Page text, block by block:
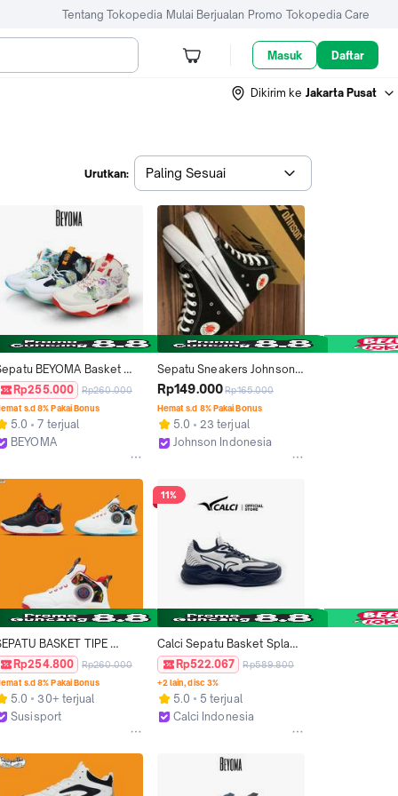
Tentang Tokopedia Mulai Berjualan Promo Tokopedia Care
Masuk Daftar
Dikirim ke Jakarta Pusat
Urutkan: Paling Sesuai
BEYOMA Basket
Sneakers BY231
Kaki Outdoor
Rp255.000 Rp260.000
s.d 8% Pakai Bonus
5.0
7 terjual
BEYOMA
Sepatu Sneakers Johnson -
Basketball Lowcut Highcut
(LC / HC) Black White Kaki
Outdoor Basket
Rp149.000Rp165.000
Hemat s.d 8% Pakai Bonus
5.0
23 terjual
Johnson Indonesia
BASKET TIPE
YOYO NYAMAN
1 ZB346 Kaki Outdoor
Rp254.800 Rp260.000
s.d 8% Pakai Bonus
5.0
30+ terjual
Susisport
11%
Calci Sepatu Basket Splash
- PANDARp522.067 Rp589.800
+2 lain, disc 3%
5.0
5 terjual
Calci Indonesia